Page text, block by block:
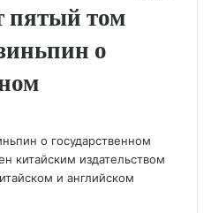
пятый том
о
о государственном
китайским издательством
и английском